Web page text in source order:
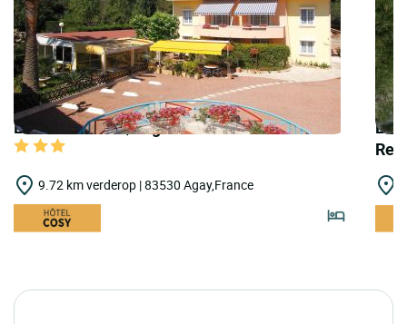
LOGIS HOTELS | Logis Hôtel l'Esterella
9.72 km verderop | 83530 Agay,France